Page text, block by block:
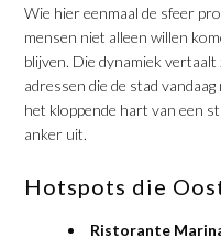
Wie hier eenmaal de sfeer
mensen niet alleen willen
blijven. Die dynamiek
adressen die de stad
het kloppende hart van een
anker uit.
Hotspots die
Ristorante